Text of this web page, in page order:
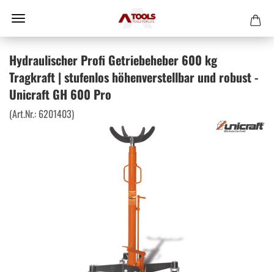
Hydraulischer Profi Getriebeheber 600 kg
Tragkraft | stufenlos höhenverstellbar und robust -
Unicraft GH 600 Pro
(Art.Nr.: 6201403)